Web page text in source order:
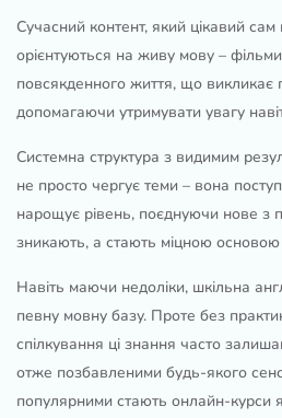
Сучасний контент, який цікавий сам
орієнтуються на живу мову – фільми,
повсякденного життя, що викликає
допомагаючи утримувати увагу
Системна структура з видимим
не просто чергує теми – вона
нарощує рівень, поєднуючи нове з
зникають, а стають міцною основою
Навіть маючи недоліки, шкільна
певну мовну базу. Проте без
спілкування ці знання часто
отже позбавленими будь-якого
популярними стають онлайн-курси